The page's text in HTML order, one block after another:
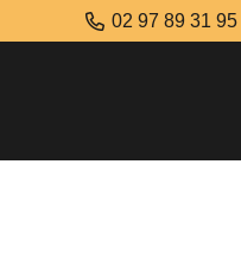
02 97 89 31 95